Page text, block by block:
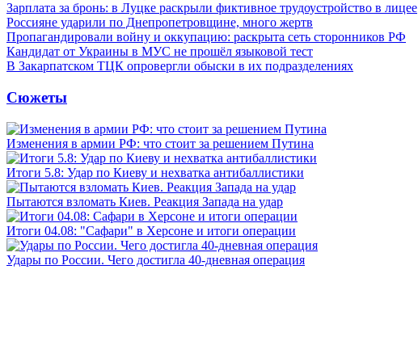
Зарплата за бронь: в Луцке раскрыли фиктивное трудоустройство в лицее
Россияне ударили по Днепропетровщине, много жертв
Пропагандировали войну и оккупацию: раскрыта сеть сторонников РФ
Кандидат от Украины в МУС не прошёл языковой тест
В Закарпатском ТЦК опровергли обыски в их подразделениях
Сюжеты
Изменения в армии РФ: что стоит за решением Путина
Итоги 5.8: Удар по Киеву и нехватка антибаллистики
Пытаются взломать Киев. Реакция Запада на удар
Итоги 04.08: "Сафари" в Херсоне и итоги операции
Удары по России. Чего достигла 40-дневная операция